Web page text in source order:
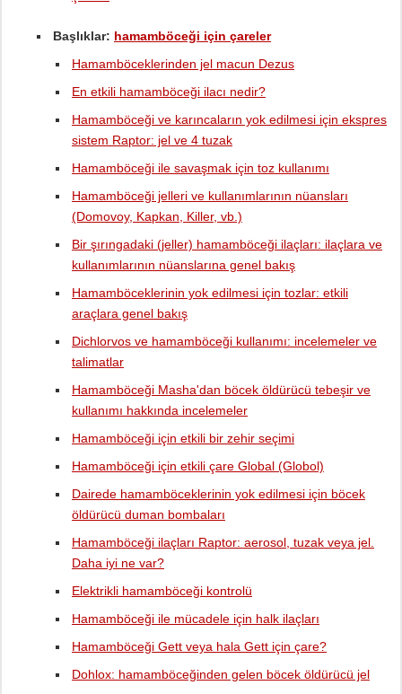
Başlıklar: hamamböceği için çareler
Hamamböceklerinden jel macun Dezus
En etkili hamamböceği ilacı nedir?
Hamamböceği ve karıncaların yok edilmesi için ekspres
sistem Raptor: jel ve 4 tuzak
Hamamböceği ile savaşmak için toz kullanımı
Hamamböceği jelleri ve kullanımlarının nüansları
(Domovoy, Kapkan, Killer, vb.)
Bir şırıngadaki (jeller) hamamböceği ilaçları: ilaçlara ve
kullanımlarının nüanslarına genel bakış
Hamamböceklerinin yok edilmesi için tozlar: etkili
araçlara genel bakış
Dichlorvos ve hamamböceği kullanımı: incelemeler ve
talimatlar
Hamamböceği Masha'dan böcek öldürücü tebeşir ve
kullanımı hakkında incelemeler
Hamamböceği için etkili bir zehir seçimi
Hamamböceği için etkili çare Global (Globol)
Dairede hamamböceklerinin yok edilmesi için böcek
öldürücü duman bombaları
Hamamböceği ilaçları Raptor: aerosol, tuzak veya jel.
Daha iyi ne var?
Elektrikli hamamböceği kontrolü
Hamamböceği ile mücadele için halk ilaçları
Hamamböceği Gett veya hala Gett için çare?
Dohlox: hamamböceğinden gelen böcek öldürücü jel